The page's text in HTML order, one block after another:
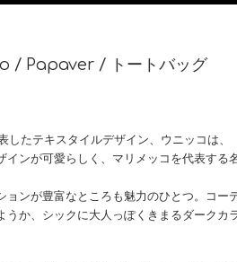
/ Papaver / トートバッグ
したテキスタイルデザイン、ウニッコは、
インが可愛らしく、マリメッコを代表する
ョンが豊富なところも魅力のひとつ。コー
うか、シックに大人っぽくきまるダークカ